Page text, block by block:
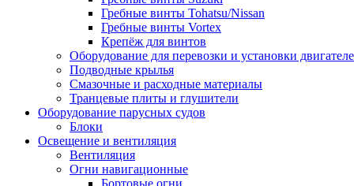
Гребные винты Tohatsu/Nissan
Гребные винты Vortex
Крепёж для винтов
Оборудование для перевозки и установки
Подводные крылья
Смазочные и расходные материалы
Транцевые плиты и глушители
Оборудование парусных судов
Блоки
Освещение и вентиляция
Вентиляция
Огни навигационные
Бортовые огни